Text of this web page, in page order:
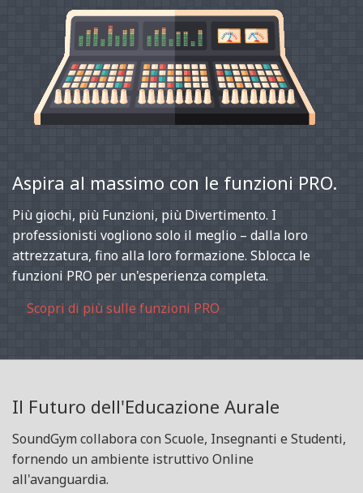
Aspira al massimo con le funzioni PRO.
Più giochi, più Funzioni, più Divertimento. I
professionisti vogliono solo il meglio – dalla loro
attrezzatura, fino alla loro formazione. Sblocca le
funzioni PRO per un'esperienza completa.
Scopri di più sulle funzioni PRO
Il Futuro dell'Educazione Aurale
SoundGym collabora con Scuole, Insegnanti e Studenti,
fornendo un ambiente istruttivo Online
all'avanguardia.